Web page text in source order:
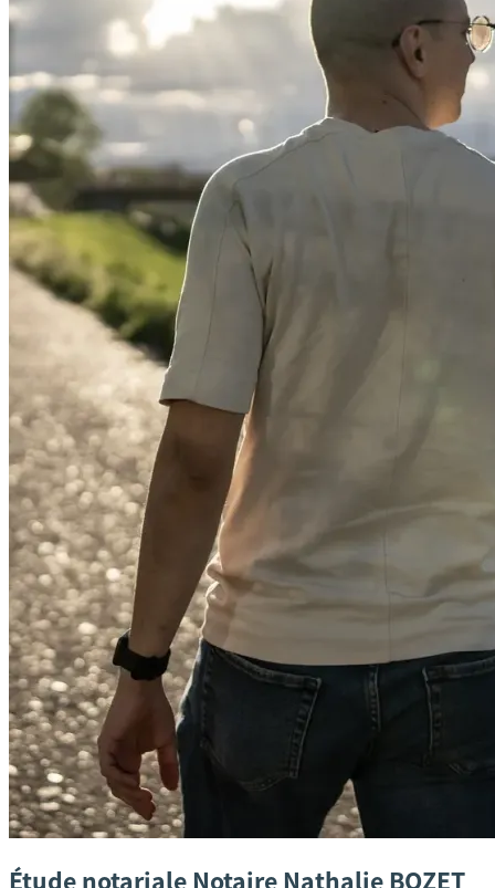
Étude notariale Notaire Nathalie BOZET